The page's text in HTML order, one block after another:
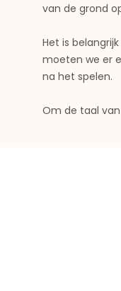
van de grond
Het is
moeten we er
na het spelen.
Om de taal